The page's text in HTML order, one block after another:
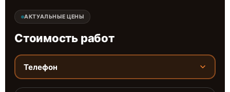
АКТУАЛЬНЫЕ ЦЕНЫ
Стоимость работ
Телефон